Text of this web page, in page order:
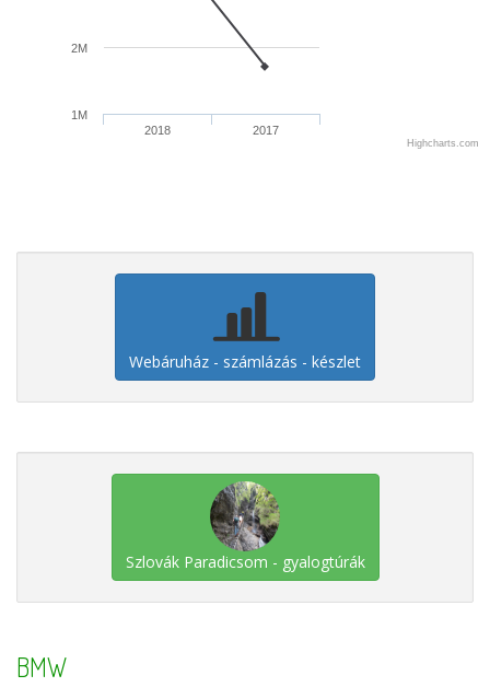
2018 2017
1M
2M
Highcharts.com
Webáruház - számlázás - készlet
Szlovák Paradicsom - gyalogtúrák
BMW